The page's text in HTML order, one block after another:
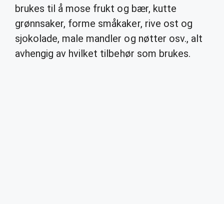
brukes til å mose frukt og bær, kutte
grønnsaker, forme småkaker, rive ost og
sjokolade, male mandler og nøtter osv., alt
avhengig av hvilket tilbehør som brukes.